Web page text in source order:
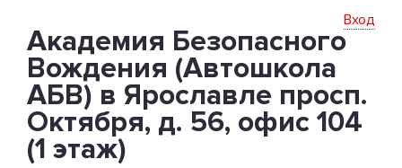
Вход
Aкадемия Безопасного
Вождения (Автошкола
АБВ) в Ярославле просп.
Октября, д. 56, офис 104
(1 этаж)